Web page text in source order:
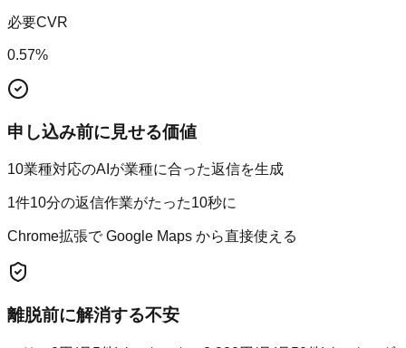
必要CVR
0.57%
申し込み前に見せる価値
10業種対応のAIが業種に合った返信を生成
1件10分の返信作業がたった10秒に
Chrome拡張で Google Maps から直接使える
離脱前に解消する不安